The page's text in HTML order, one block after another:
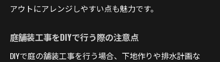
アウトにアレンジしやすい点も魅力です。
庭舗装工事をDIYで行う際の注意点
DIYで庭の舗装工事を行う場合、下地作りや排水計画な